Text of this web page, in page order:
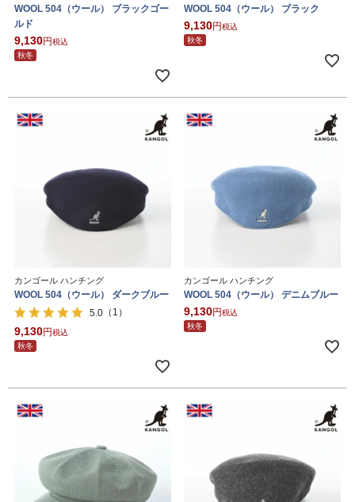
WOOL 504（ウール） ブラックゴー
ルド
9,130
税込
秋冬
WOOL 504（ウール） ブラック
9,130
税込
秋冬
カンゴール ハンチング
WOOL 504（ウール） ダークブルー
5.0 （1）
9,130
税込
秋冬
カンゴール ハンチング
WOOL 504（ウール） デニムブルー
9,130
税込
秋冬